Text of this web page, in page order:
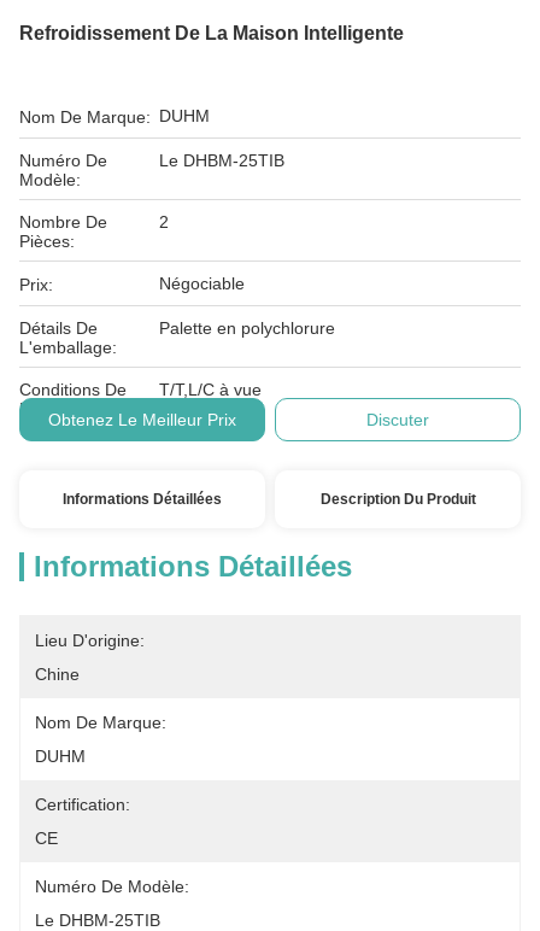
Refroidissement De La Maison Intelligente
Nom De Marque: DUHM
Numéro De
Modèle:
Le DHBM-25TIB
Nombre De
Pièces:
2
Prix: Négociable
Détails De
L'emballage:
Palette en polychlorure
Conditions De
Paiement:
T/T,L/C à vue
Obtenez Le Meilleur Prix
Discuter
Informations Détaillées Description Du Produit
Informations Détaillées
Lieu D'origine:
Chine
Nom De Marque:
DUHM
Certification:
CE
Numéro De Modèle:
Le DHBM-25TIB